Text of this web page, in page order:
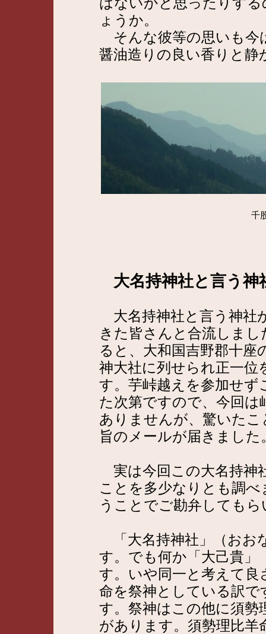
ょうか。
そんな彼等の思いも今
醤油造りの良い香りと
千
大名持神社と言う
大名持神社と言う神社
きた皆さんと合流しま
ると、大和国吉野郡十
神大社に列せられ正一位
す。芋峠越えを参加せ
た次第ですので、今回
ありませんが、驚いた
旨のメールが届きました
実は今回この大名持神
ことを多少なりとも調
うことでご勘弁してもら
「大名持神社」（おお
す。でも何か「大己貴
す。いや同一と考えて良
命を祭神としている訳で
す。祭神はこの他に須勢
があります。須勢理比羊